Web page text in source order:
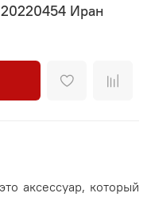
Иран
аксессуар, который